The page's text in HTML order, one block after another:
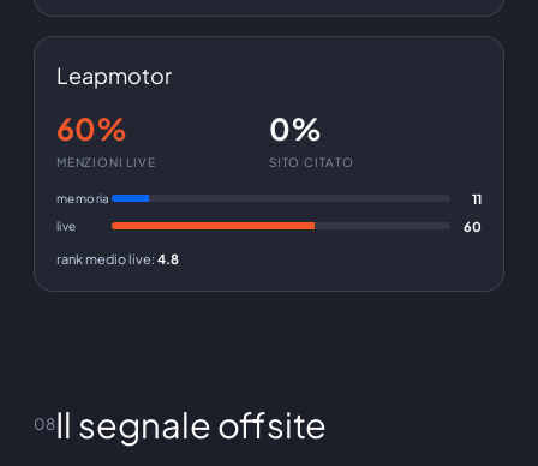
Leapmotor
60%
MENZIONI LIVE
0%
SITO CITATO
memoria 11
live 60
rank medio live: 4.8
08Il segnale offsite